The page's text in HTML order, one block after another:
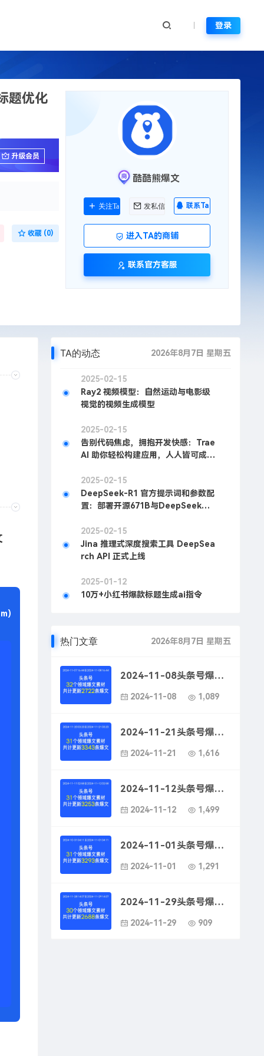
登录
题优化
升级会员
收藏 (0)
酷酷熊爆文
关注Ta 发私信 联系Ta
进入TA的商铺
联系官方客服
TA的动态 2026年8月7日 星期五
2025-02-15
Ray2 视频模型：自然运动与电影级
视觉的视频生成模型
2025-02-15
告别代码焦虑，拥抱开发快感：Trae
AI 助你轻松构建应用，人人皆可成为
2025-02-15
DeepSeek-R1 官方提示词和参数配
置：部署开源671B与DeepSeek官
2025-02-15
Jina 推理式深度搜索工具 DeepSea
rch API 正式上线
2025-01-12
10万+小红书爆款标题生成ai指令
热门文章 2026年8月7日 星期五
2024-11-08头条号爆款文案素材-头条号爆款文案技巧
2024-11-08 1,089
2024-11-21头条号爆款文案素材-头条号如何写出吸引人的文案
2024-11-21 1,616
2024-11-12头条号爆款文案素材-头条号爆款文案标题
2024-11-12 1,499
2024-11-01头条号爆款文案素材-头条号爆款文案创作指南
2024-11-01 1,291
2024-11-29头条号爆款文案素材-头条号爆款文案写作技巧
2024-11-29 909